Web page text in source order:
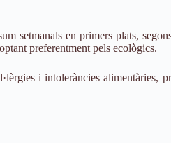
setmanals en primers plats,
preferentment pels ecològics.
i intoleràncies alimentàries,